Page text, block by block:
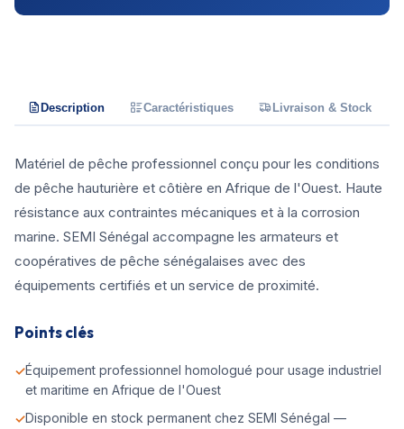
Description Caractéristiques Livraison & Stock
Matériel de pêche professionnel conçu pour les conditions
de pêche hauturière et côtière en Afrique de l'Ouest. Haute
résistance aux contraintes mécaniques et à la corrosion
marine. SEMI Sénégal accompagne les armateurs et
coopératives de pêche sénégalaises avec des
équipements certifiés et un service de proximité.
Points clés
Équipement professionnel homologué pour usage industriel
et maritime en Afrique de l'Ouest
Disponible en stock permanent chez SEMI Sénégal —